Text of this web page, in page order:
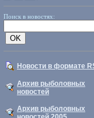
Поиск в новостях:
Новости в формате
Архив рыболовных
новостей
Архив рыболовных